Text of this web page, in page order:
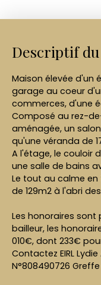
Descriptif
Maison élevée d'un
garage au coeur
commerces, d'une
Composé au rez-
aménagée, un
qu'une véranda de
A l'étage, le couloir
une salle de bains
Le tout au calme
de 129m2 à l'abri
Les honoraires
bailleur, les
010€, dont 233€
Contactez EIRL
N°808490726 Greffe